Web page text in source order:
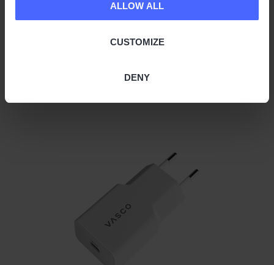
ALLOW ALL
CUSTOMIZE
DENY
299 kr
BESKRIVELSEVASCO POWERBANK